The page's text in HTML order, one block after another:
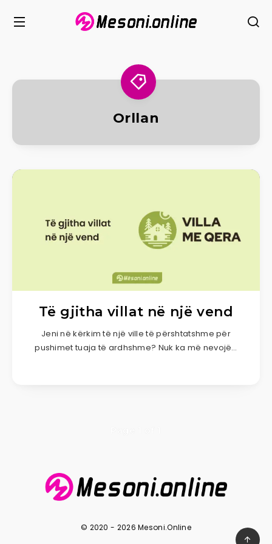
Orllan
Të gjitha villat në një vend
Jeni në kërkim të një ville të përshtatshme për
pushimet tuaja të ardhshme? Nuk ka më nevojë…
© 2020 - 2026 Mesoni.Online